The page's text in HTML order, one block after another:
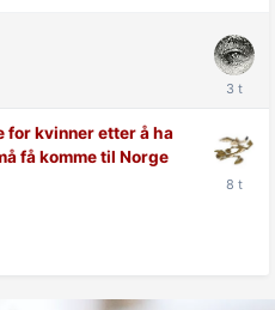
for kvinner etter å ha
få komme til Norge